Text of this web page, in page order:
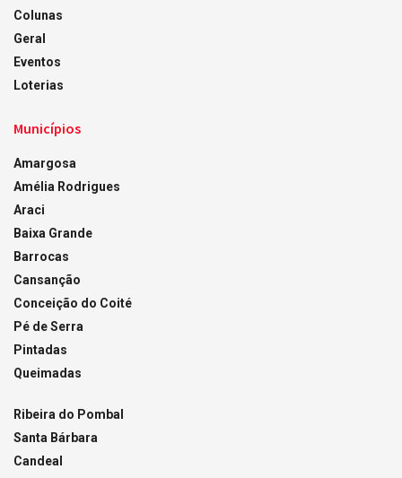
Colunas
Geral
Eventos
Loterias
Municípios
Amargosa
Amélia Rodrigues
Araci
Baixa Grande
Barrocas
Cansanção
Conceição do Coité
Pé de Serra
Pintadas
Queimadas
Ribeira do Pombal
Santa Bárbara
Candeal